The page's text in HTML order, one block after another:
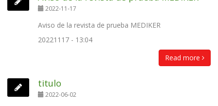
2022-11-17
Aviso de la revista de prueba MEDIKER
20221117 - 13:04
Read more
titulo
2022-06-02